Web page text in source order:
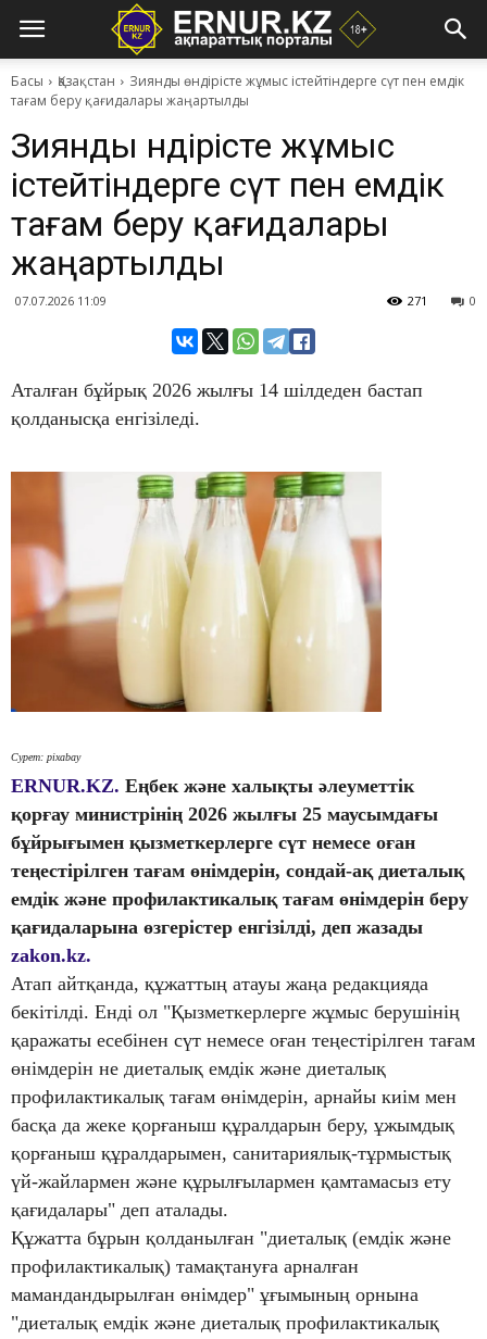
Басы Қазақстан
Зиянды өндірісте жұмыс істейтіндерге сүт пен емдік
тағам беру қағидалары жаңартылды
Зиянды өндірісте жұмыс
істейтіндерге сүт пен емдік
тағам беру қағидалары
жаңартылды
07.07.2026 11:09 0
271
Аталған бұйрық 2026 жылғы 14 шілдеден бастап
қолданысқа енгізіледі.
Сурет: pixabay
ERNUR.KZ. Еңбек және халықты әлеуметтік
қорғау министрінің 2026 жылғы 25 маусымдағы
бұйрығымен қызметкерлерге сүт немесе оған
теңестірілген тағам өнімдерін, сондай-ақ диеталық
емдік және профилактикалық тағам өнімдерін беру
қағидаларына өзгерістер енгізілді, деп жазады
zakon.kz.
Атап айтқанда, құжаттың атауы жаңа редакцияда
бекітілді. Енді ол "Қызметкерлерге жұмыс берушінің
қаражаты есебінен сүт немесе оған теңестірілген тағам
өнімдерін не диеталық емдік және диеталық
профилактикалық тағам өнімдерін, арнайы киім мен
басқа да жеке қорғаныш құралдарын беру, ұжымдық
қорғаныш құралдарымен, санитариялық-тұрмыстық
үй-жайлармен және құрылғылармен қамтамасыз ету
қағидалары" деп аталады.
Құжатта бұрын қолданылған "диеталық (емдік және
профилактикалық) тамақтануға арналған
мамандандырылған өнімдер" ұғымының орнына
"диеталық емдік және диеталық профилактикалық